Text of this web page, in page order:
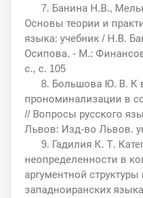
7. Банина Н.В.,
Основы теории и
языка: учебник / Н.В.
Осипова. - М.:
с., с. 105
8. Большова Ю. В. К
прономинализации в
// Вопросы русского
Львов: Изд-во Львов.
9. Гадилия К. Т.
неопределенности в
аргументной
западноиранских